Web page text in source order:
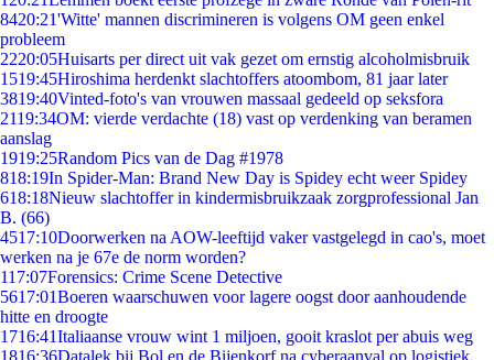
8420:21'Witte' mannen discrimineren is volgens OM geen enkel
probleem
2220:05Huisarts per direct uit vak gezet om ernstig alcoholmisbruik
1519:45Hiroshima herdenkt slachtoffers atoombom, 81 jaar later
3819:40Vinted-foto's van vrouwen massaal gedeeld op seksfora
2119:34OM: vierde verdachte (18) vast op verdenking van beramen
aanslag
1919:25Random Pics van de Dag #1978
818:19In Spider-Man: Brand New Day is Spidey echt weer Spidey
618:18Nieuw slachtoffer in kindermisbruikzaak zorgprofessional Jan
B. (66)
4517:10Doorwerken na AOW-leeftijd vaker vastgelegd in cao's, moet
werken na je 67e de norm worden?
117:07Forensics: Crime Scene Detective
5617:01Boeren waarschuwen voor lagere oogst door aanhoudende
hitte en droogte
1716:41Italiaanse vrouw wint 1 miljoen, gooit kraslot per abuis weg
1816:36Datalek bij Bol en de Bijenkorf na cyberaanval op logistiek